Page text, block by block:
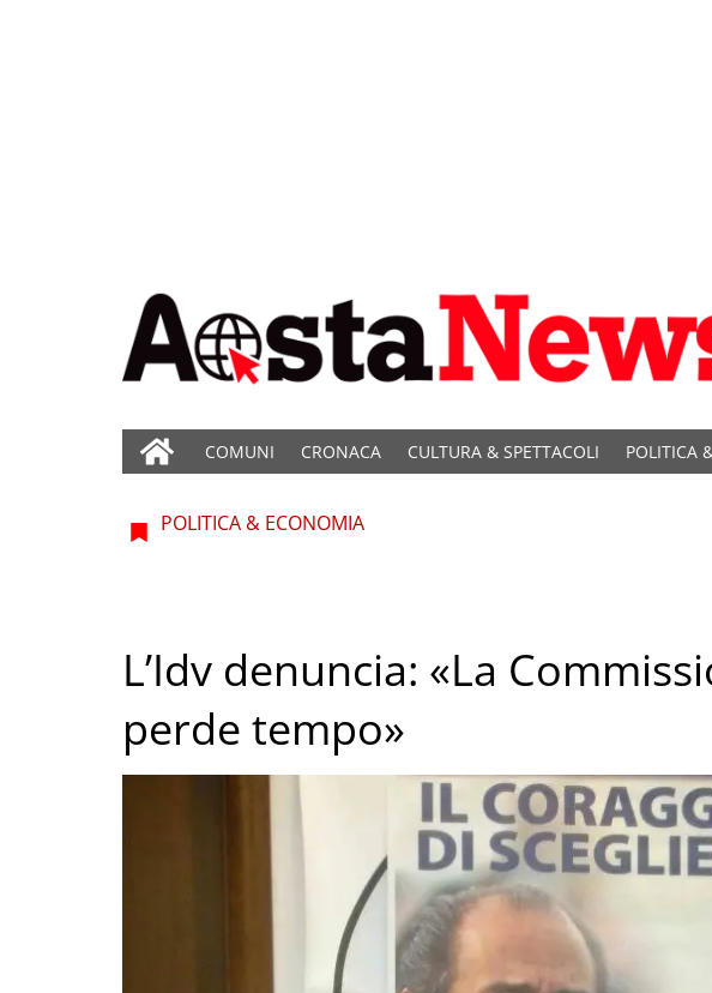
COMUNI CRONACA CULTURA & SPETTACOLI POLITICA
POLITICA & ECONOMIA
L’Idv denuncia: «La
perde tempo»